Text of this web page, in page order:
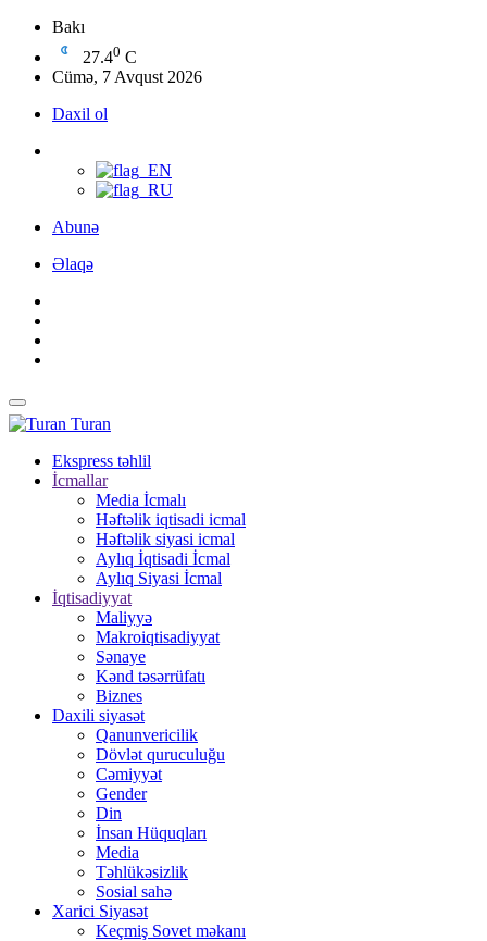
Bakı
27.40 C
Cümə, 7 Avqust 2026
Daxil ol
Abunə
Əlaqə
Turan
Ekspress təhlil
İcmallar
Media İcmalı
Həftəlik iqtisadi icmal
Həftəlik siyasi icmal
Aylıq İqtisadi İcmal
Aylıq Siyasi İcmal
İqtisadiyyat
Maliyyə
Makroiqtisadiyyat
Sənaye
Kənd təsərrüfatı
Biznes
Daxili siyasət
Qanunvericilik
Dövlət quruculuğu
Cəmiyyət
Gender
Din
İnsan Hüquqları
Media
Təhlükəsizlik
Sosial sahə
Xarici Siyasət
Keçmiş Sovet məkanı